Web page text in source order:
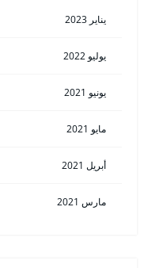
يناير 2023
يوليو 2022
يونيو 2021
مايو 2021
أبريل 2021
مارس 2021